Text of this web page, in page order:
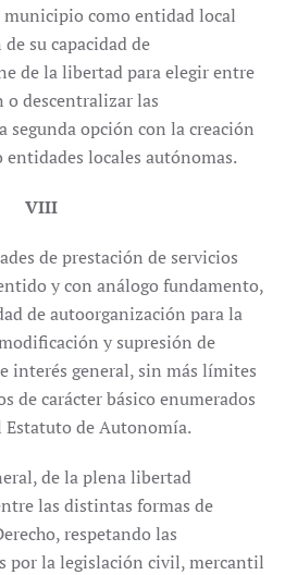
como entidad local
su capacidad de
de la libertad para elegir entre
o descentralizar las
segunda opción con la creación
entidades locales autónomas.
VIII
de prestación de servicios
y con análogo fundamento,
de autoorganización para la
y supresión de
interés general, sin más límites
de carácter básico enumerados
de Autonomía.
de la plena libertad
las distintas formas de
respetando las
por la legislación civil, mercantil